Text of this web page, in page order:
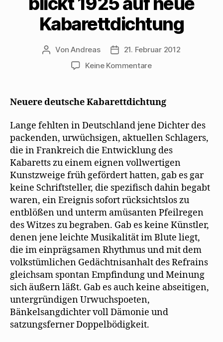
Kabarettdichtung
Beitragsautor
VonAndreas Beitragsdatum
21. Februar 2012
Keine Kommentarezu
Neiße
blickt
1925
auf
neue
Kabarettdichtung
Neuere deutsche Kabarettdichtung
Lange fehlten in Deutschland jene Dichter des
packenden, urwüchsigen, aktuellen Schlagers,
die in Frankreich die Entwicklung des
Kabaretts zu einem eignen vollwertigen
Kunstzweige früh gefördert hatten, gab es gar
keine Schriftsteller, die spezifisch dahin begabt
waren, ein Ereignis sofort rücksichtslos zu
entblößen und unterm amüsanten Pfeilregen
des Witzes zu begraben. Gab es keine Künstler,
denen jene leichte Musikalität im Blute liegt,
die im einprägsamen Rhythmus und mit dem
volkstümlichen Gedächtnisanhalt des Refrains
gleichsam spontan Empfindung und Meinung
sich äußern läßt. Gab es auch keine abseitigen,
untergründigen Urwuchspoeten,
Bänkelsangdichter voll Dämonie und
satzungsferner Doppelbödigkeit.